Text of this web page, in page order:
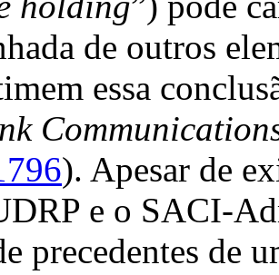
de outros
essa
). Apesar de
e o SACI-
precedentes de